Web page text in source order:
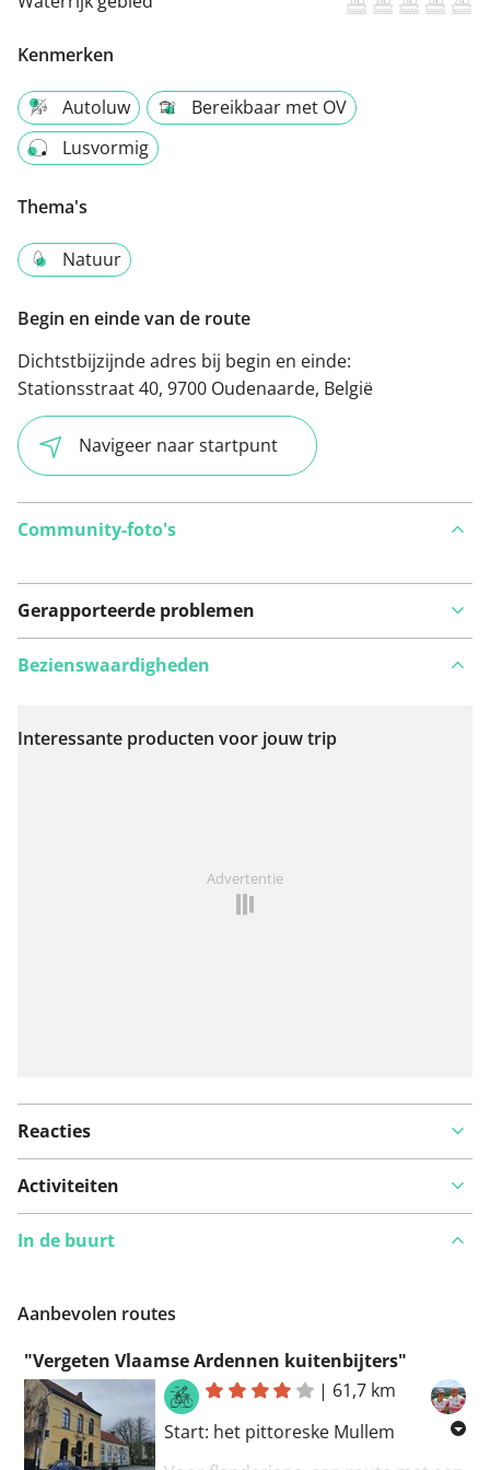
Kenmerken
Autoluw
Bereikbaar met OV
Lusvormig
Thema's
Natuur
Begin en einde van de route
Dichtstbijzijnde adres bij begin en einde:
Stationsstraat 40, 9700 Oudenaarde, België
Navigeer naar startpunt
Community-foto's
Gerapporteerde problemen
Bekijk op kaart
Bezienswaardigheden
Interessante producten voor jouw trip
Advertentie
Reacties
Activiteiten
In de buurt
Aanbevolen routes
"Vergeten Vlaamse Ardennen kuitenbijters"
| 61,7 km
Start: het pittoreske Mullem